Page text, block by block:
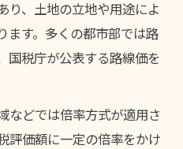
り、土地の立地や用途によ
ます。多くの都市部では路
国税庁が公表する路線価を
などでは倍率方式が適用さ
評価額に一定の倍率をかけ